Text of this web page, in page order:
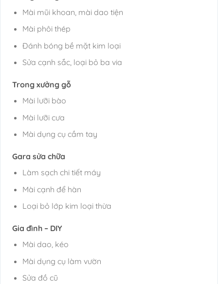
Mài mũi khoan, mài dao tiện
Mài phôi thép
Đánh bóng bề mặt kim loại
Sửa cạnh sắc, loại bỏ ba via
Trong xưởng gỗ
Mài lưỡi bào
Mài lưỡi cưa
Mài dụng cụ cầm tay
Gara sửa chữa
Làm sạch chi tiết máy
Mài cạnh để hàn
Loại bỏ lớp kim loại thừa
Gia đình – DIY
Mài dao, kéo
Mài dụng cụ làm vườn
Sửa đồ cũ